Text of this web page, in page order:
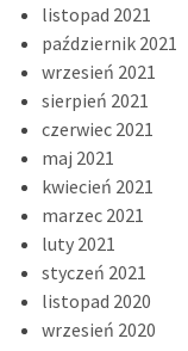
listopad 2021
październik 2021
wrzesień 2021
sierpień 2021
czerwiec 2021
maj 2021
kwiecień 2021
marzec 2021
luty 2021
styczeń 2021
listopad 2020
wrzesień 2020